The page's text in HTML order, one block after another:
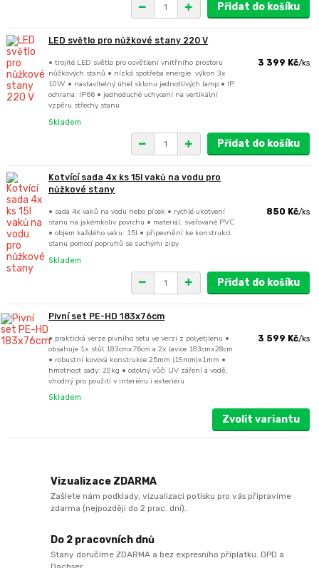
Přidat do košíku
LED světlo pro nůžkové stany 220 V
• trojité LED světlo pro osvětlení vnitřního prostoru
nůžkových stanů • nízká spotřeba energie, výkon 3x
10W • nastavitelný úhel sklonu jednotlivých lamp • IP
ochrana: IP66 • jednoduché uchycení na vertikální
vzpěru střechy stanu
3 399 Kč/ks
Skladem
Přidat do košíku
Kotvící sada 4x ks 15l vaků na vodu pro
nůžkové stany
• sada 4x vaků na vodu nebo písek • rychlé ukotvení
stanu na jakémkoliv povrchu • materiál: svařované PVC
• objem každého vaku: 15l • připevnění ke konstrukci
stanu pomocí popruhů se suchými zipy
850 Kč/ks
Skladem
Přidat do košíku
Pivní set PE-HD 183x76cm
• praktická verze pivního setu ve verzi z polyetilenu •
obsahuje 1x stůl 183cmx76cm a 2x lavice 183cmx28cm
• robustní kovová konstrukce 25mm (19mm)x1mm •
hmotnost sady: 29kg • odolný vůči UV záření a vodě,
vhodný pro použití v interiéru i exteriéru
3 599 Kč/ks
Skladem
Zvolit variantu
Vizualizace ZDARMA
Zašlete nám podklady, vizualizaci potisku pro vás připravíme
zdarma (nejpozději do 2 prac. dní).
Do 2 pracovních dnů
Stany doručíme ZDARMA a bez expresního příplatku. DPD a